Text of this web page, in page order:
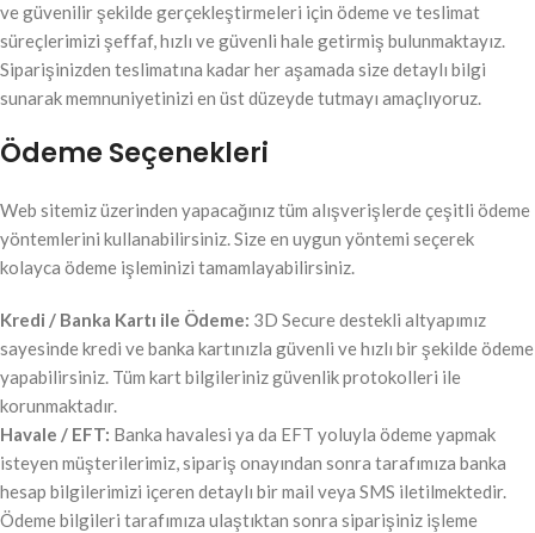
ve güvenilir şekilde gerçekleştirmeleri için ödeme ve teslimat
süreçlerimizi şeffaf, hızlı ve güvenli hale getirmiş bulunmaktayız.
Siparişinizden teslimatına kadar her aşamada size detaylı bilgi
sunarak memnuniyetinizi en üst düzeyde tutmayı amaçlıyoruz.
Ödeme Seçenekleri
Web sitemiz üzerinden yapacağınız tüm alışverişlerde çeşitli ödeme
yöntemlerini kullanabilirsiniz. Size en uygun yöntemi seçerek
kolayca ödeme işleminizi tamamlayabilirsiniz.
Kredi / Banka Kartı ile Ödeme: 3D Secure destekli altyapımız
sayesinde kredi ve banka kartınızla güvenli ve hızlı bir şekilde ödeme
yapabilirsiniz. Tüm kart bilgileriniz güvenlik protokolleri ile
korunmaktadır.
Havale / EFT: Banka havalesi ya da EFT yoluyla ödeme yapmak
isteyen müşterilerimiz, sipariş onayından sonra tarafımıza banka
hesap bilgilerimizi içeren detaylı bir mail veya SMS iletilmektedir.
Ödeme bilgileri tarafımıza ulaştıktan sonra siparişiniz işleme